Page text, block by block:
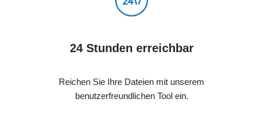
24 Stunden erreichbar
Reichen Sie Ihre Dateien mit unserem
benutzerfreundlichen Tool ein.